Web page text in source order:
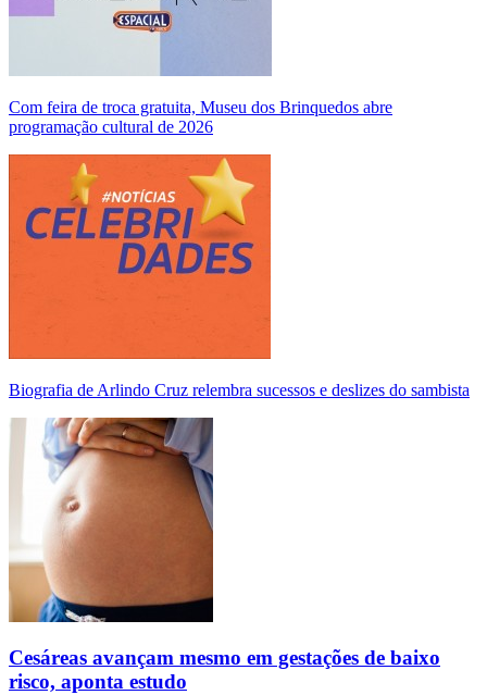
Com feira de troca gratuita, Museu dos Brinquedos abre
programação cultural de 2026
Biografia de Arlindo Cruz relembra sucessos e deslizes do sambista
Cesáreas avançam mesmo em gestações de baixo
risco, aponta estudo